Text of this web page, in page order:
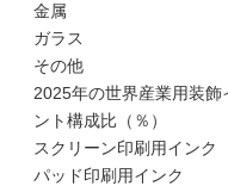
金属
ガラス
その他
2025年の世界産業用装
ント構成比（％）
スクリーン印刷用インク
パッド印刷用インク